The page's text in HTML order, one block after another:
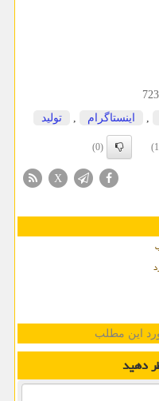
723
اینستاگرام تولید
(0)
X
این مطلب
دهید